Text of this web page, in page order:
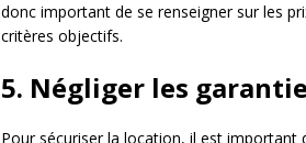
donc important de se renseigner sur les
critères objectifs.
5. Négliger les
Pour sécuriser la location, il est important